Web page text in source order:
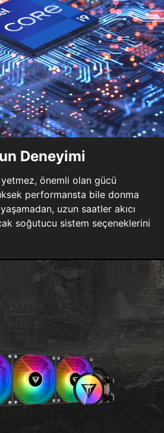
Deneyimi
önemli olan gücü
performansta bile donma
uzun saatler akıcı
soğutucu sistem seçeneklerini